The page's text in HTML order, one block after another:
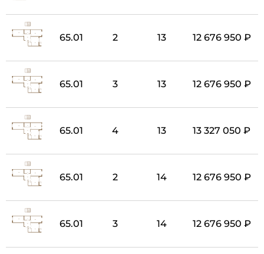
65.01 2 13 12 676 950 ₽
65.01 3 13 12 676 950 ₽
65.01 4 13 13 327 050 ₽
65.01 2 14 12 676 950 ₽
65.01 3 14 12 676 950 ₽